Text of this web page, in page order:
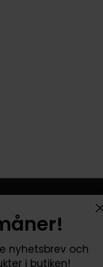
FAQ - Vanliga frågor
Leverans
nyhetsbrev och
i butiken!